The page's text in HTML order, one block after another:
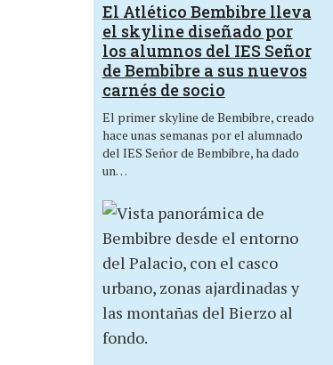
El Atlético Bembibre lleva
el skyline diseñado por
los alumnos del IES Señor
de Bembibre a sus nuevos
carnés de socio
El primer skyline de Bembibre, creado
hace unas semanas por el alumnado
del IES Señor de Bembibre, ha dado
un…